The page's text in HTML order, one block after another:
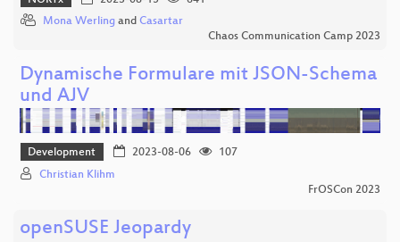
Mona Werling and Casartar
Chaos Communication Camp 2023
Dynamische Formulare mit JSON-Schema
und AJV
Development 2023-08-06
107
Christian Klihm
FrOSCon 2023
openSUSE Jeopardy